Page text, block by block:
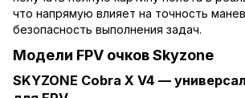
что напрямую влияет на точность
безопасность выполнения задач.
Модели FPV очков Skyzone
SKYZONE Cobra X V4 —